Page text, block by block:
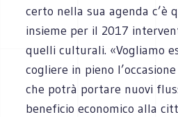
certo nella sua agenda c’è
insieme per il 2017
quelli culturali. «Vogliamo
cogliere in pieno
che potrà portare nuovi
beneficio economico alla